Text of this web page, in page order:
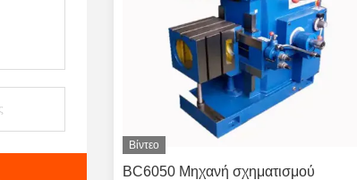
Βίντεο
BC6050 Μηχανή σχηματισμού